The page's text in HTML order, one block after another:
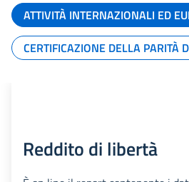
ATTIVITÀ INTERNAZIONALI ED
CERTIFICAZIONE DELLA PARITÀ
Reddito di libertà